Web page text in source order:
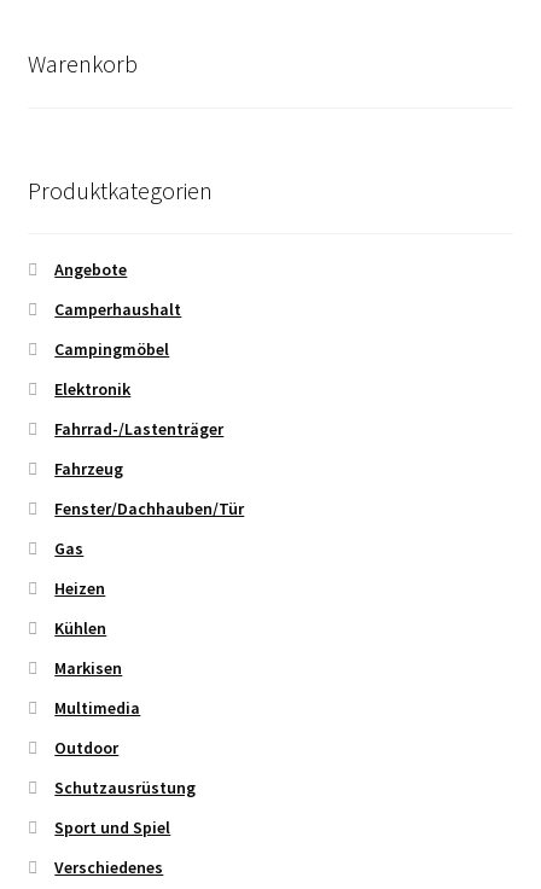
Warenkorb
Produktkategorien
Angebote
Camperhaushalt
Campingmöbel
Elektronik
Fahrrad-/Lastenträger
Fahrzeug
Fenster/Dachhauben/Tür
Gas
Heizen
Kühlen
Markisen
Multimedia
Outdoor
Schutzausrüstung
Sport und Spiel
Verschiedenes